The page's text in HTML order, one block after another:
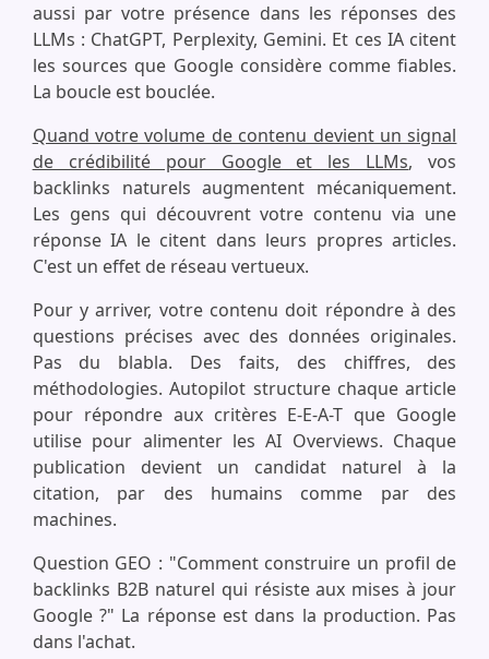
aussi par votre présence dans les réponses des
LLMs : ChatGPT, Perplexity, Gemini. Et ces IA citent
les sources que Google considère comme fiables.
La boucle est bouclée.
Quand votre volume de contenu devient un signal
de crédibilité pour Google et les LLMs, vos
backlinks naturels augmentent mécaniquement.
Les gens qui découvrent votre contenu via une
réponse IA le citent dans leurs propres articles.
C'est un effet de réseau vertueux.
Pour y arriver, votre contenu doit répondre à des
questions précises avec des données originales.
Pas du blabla. Des faits, des chiffres, des
méthodologies. Autopilot structure chaque article
pour répondre aux critères E-E-A-T que Google
utilise pour alimenter les AI Overviews. Chaque
publication devient un candidat naturel à la
citation, par des humains comme par des
machines.
Question GEO : "Comment construire un profil de
backlinks B2B naturel qui résiste aux mises à jour
Google ?" La réponse est dans la production. Pas
dans l'achat.